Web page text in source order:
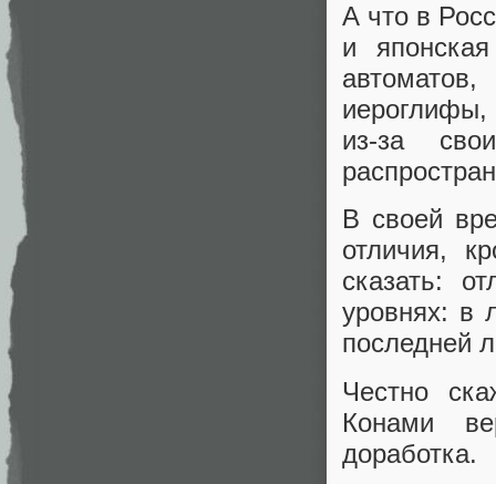
А что в
и
из-за
В своей
отличия,
сказать:
уровнях: в
последней
Честно
Конами
доработка.